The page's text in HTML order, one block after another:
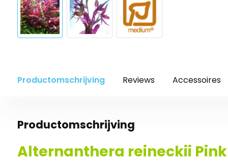
Productomschrijving Reviews Accessoires
Productomschrijving
Alternanthera reineckii Pink